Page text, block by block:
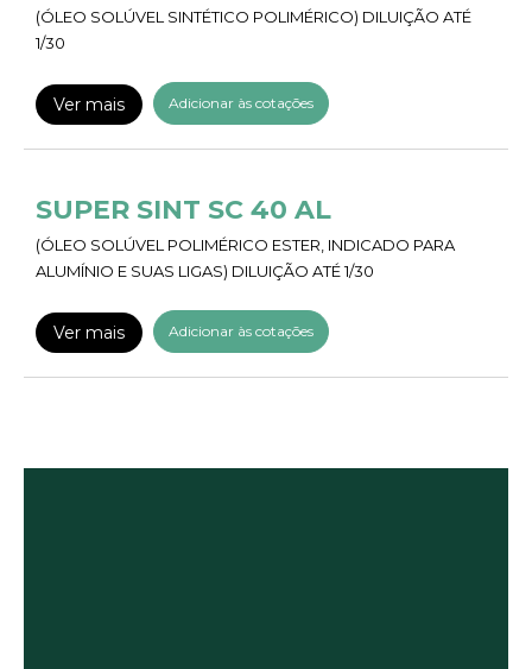
(ÓLEO SOLÚVEL SINTÉTICO POLIMÉRICO) DILUIÇÃO ATÉ
1/30
Ver mais Adicionar às cotações
SUPER SINT SC 40 AL
(ÓLEO SOLÚVEL POLIMÉRICO ESTER, INDICADO PARA
ALUMÍNIO E SUAS LIGAS) DILUIÇÃO ATÉ 1/30
Ver mais Adicionar às cotações